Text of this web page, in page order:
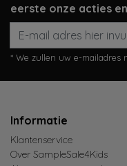
eerste onze acties
* We zullen uw e-mailadres
Informatie
Klantenservice
Over SampleSale4Kids